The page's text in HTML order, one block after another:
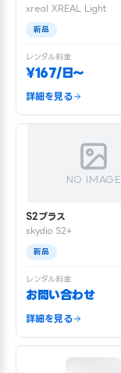
xreal XREAL Light
新品
レンタル料金
¥167/日〜
詳細を見る
NO IMAGE
S2プラス
skydio S2+
新品
レンタル料金
お問い合わせ
詳細を見る